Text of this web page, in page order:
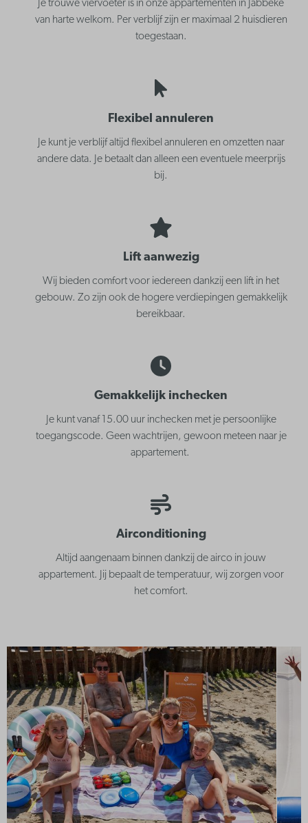
Je trouwe viervoeter is in onze appartementen in Jabbeke
van harte welkom. Per verblijf zijn er maximaal 2 huisdieren
toegestaan.
Flexibel annuleren
Je kunt je verblijf altijd flexibel annuleren en omzetten naar
andere data. Je betaalt dan alleen een eventuele meerprijs
bij.
Lift aanwezig
Wij bieden comfort voor iedereen dankzij een lift in het
gebouw. Zo zijn ook de hogere verdiepingen gemakkelijk
bereikbaar.
Gemakkelijk inchecken
Je kunt vanaf 15.00 uur inchecken met je persoonlijke
toegangscode. Geen wachtrijen, gewoon meteen naar je
appartement.
Airconditioning
Altijd aangenaam binnen dankzij de airco in jouw
appartement. Jij bepaalt de temperatuur, wij zorgen voor
het comfort.